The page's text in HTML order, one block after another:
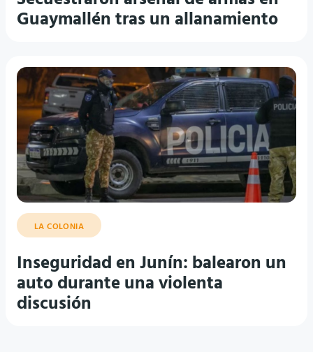
Guaymallén tras un allanamiento
LA COLONIA
Inseguridad en Junín: balearon un
auto durante una violenta
discusión